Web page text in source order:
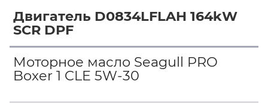
Двигатель D0834LFLAH 164kW
SCR DPF
Моторное масло Seagull PRO
Boxer 1 CLE 5W-30